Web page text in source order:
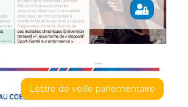
Lettre de veille parlementaire